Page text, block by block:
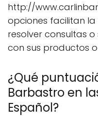
http://
opciones facilitan
resolver consultas
con sus productos o
¿Qué
Barbastro en
Español?